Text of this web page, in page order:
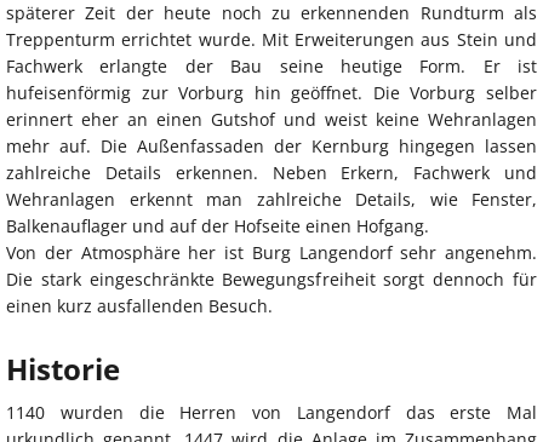
späterer Zeit der heute noch zu erkennenden Rundturm als
Treppenturm errichtet wurde. Mit Erweiterungen aus Stein und
Fachwerk erlangte der Bau seine heutige Form. Er ist
hufeisenförmig zur Vorburg hin geöffnet. Die Vorburg selber
erinnert eher an einen Gutshof und weist keine Wehranlagen
mehr auf. Die Außenfassaden der Kernburg hingegen lassen
zahlreiche Details erkennen. Neben Erkern, Fachwerk und
Wehranlagen erkennt man zahlreiche Details, wie Fenster,
Balkenauflager und auf der Hofseite einen Hofgang.
Von der Atmosphäre her ist Burg Langendorf sehr angenehm.
Die stark eingeschränkte Bewegungsfreiheit sorgt dennoch für
einen kurz ausfallenden Besuch.
Historie
1140 wurden die Herren von Langendorf das erste Mal